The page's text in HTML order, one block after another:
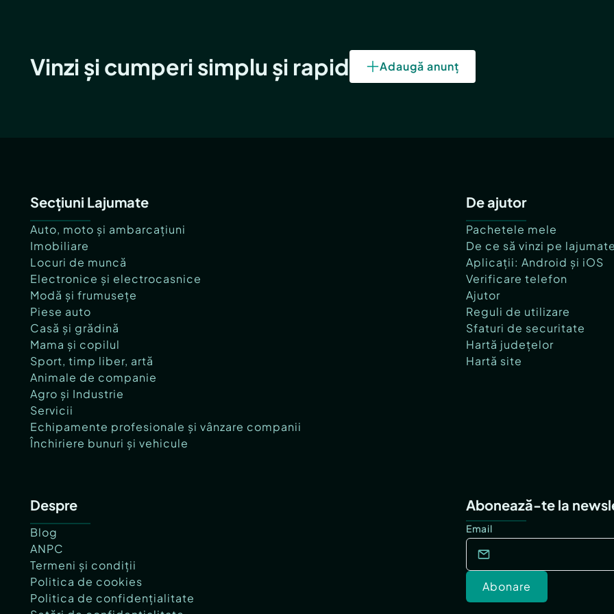
Vinzi și cumperi simplu și rapid Adaugă anunț
Secțiuni Lajumate
Auto, moto și ambarcațiuni
Imobiliare
Locuri de muncă
Electronice și electrocasnice
Modă și frumusețe
Piese auto
Casă și grădină
Mama și copilul
Sport, timp liber, artă
Animale de companie
Agro și Industrie
Servicii
Echipamente profesionale și vânzare companii
Închiriere bunuri și vehicule
De ajutor
Pachetele mele
De ce să vinzi pe
Aplicații: Android și iOS
Verificare telefon
Ajutor
Reguli de utilizare
Sfaturi de securitate
Hartă județelor
Hartă site
Despre
Blog
ANPC
Termeni și condiții
Politica de cookies
Politica de confidențialitate
Abonează-te la
Email
Abonare